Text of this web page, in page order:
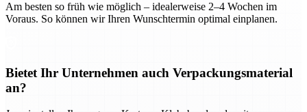
Am besten so früh wie möglich – idealerweise 2–4 Wochen im
Voraus. So können wir Ihren Wunschtermin optimal einplanen.
Bietet Ihr Unternehmen auch Verpackungsmaterial
an?